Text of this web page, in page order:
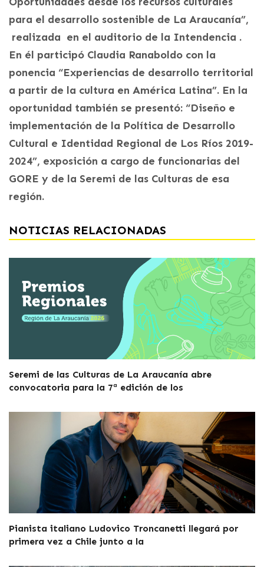
para el desarrollo sostenible de La Araucanía”,
realizada en el auditorio de la Intendencia .
En él participó Claudia Ranaboldo con la
ponencia “Experiencias de desarrollo territorial
a partir de la cultura en América Latina”. En la
oportunidad también se presentó: “Diseño e
implementación de la Política de Desarrollo
Cultural e Identidad Regional de Los Ríos 2019-
2024”, exposición a cargo de funcionarias del
GORE y de la Seremi de las Culturas de esa
región.
NOTICIAS RELACIONADAS
Seremi de las Culturas de La Araucanía abre
convocatoria para la 7ª edición de los
Pianista italiano Ludovico Troncanetti llegará por
primera vez a Chile junto a la